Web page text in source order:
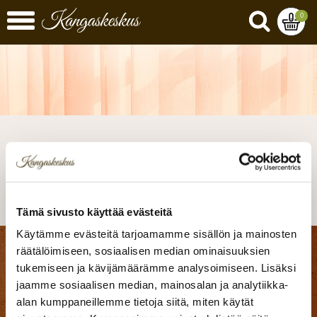
Tämä sivusto käyttää evästeitä
Käytämme evästeitä tarjoamamme sisällön ja mainosten
räätälöimiseen, sosiaalisen median ominaisuuksien
tukemiseen ja kävijämäärämme analysoimiseen. Lisäksi
jaamme sosiaalisen median, mainosalan ja analytiikka-
alan kumppaneillemme tietoja siitä, miten käytät
0
Virhesivu
Kangaskeskus Ky
Seinäjoen myymälä
Matti Visanninkuja 8